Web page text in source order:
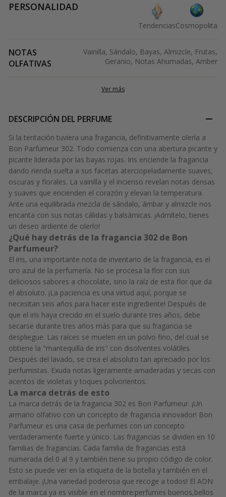
PERSONALIDAD
TendenciasCosmopolita
NOTAS
OLFATIVAS
Vainilla, Sándalo, Bayas, Almizcle, Frutas,
Geranio, Notas Ahumadas, Amber
Ver más
DESCRIPCIÓN DEL PERFUME
Si la tentación tuviera una fragancia, definitivamente olería a
Bon Parfumeur 302. Todo comienza con una abertura picante y
picante liderada por las bayas rojas. Iris enciende la fragancia
dando rienda suelta a sus facetas aterciopeladamente suaves,
oscuras y florales. La vainilla y el incienso revelan notas densas
y suaves que encienden el corazón y elevan la temperatura.
Ante una equilibrada mezcla de sándalo, ámbar y almizcle nos
encanta con sus notas cálidas y balsámicas. ¡Admítelo, tienes
un deseo ardiente de olerlo!
¿Qué hay detrás de la fragancia 302 de Bon
Parfumeur?
El iris, una importante nota de inventario de la fragancia, es el
oro azul de la perfumería. No se procesa la flor con sus
deliciosos sabores a chocolate, sino la raíz de esta flor que da
el absoluto. ¡La paciencia es una virtud aquí, porque se
necesitan seis años para hacer este ingrediente! Después de
que el iris haya crecido en el suelo durante tres años, debe
secarse durante tres años más para que su fragancia se
despliegue. Las raíces se muelen en un polvo fino, del cual se
obtiene la "mantequilla de iris" con disolventes volátiles.
Después del lavado, se crea el absoluto tan apreciado por los
perfumistas. Exuda notas ligeramente amaderadas y secas con
acentos de violetas y toques polvorientos.
La marca detrás de esto
La marca detrás de la fragancia 302 es Bon Parfumeur. ¡Un
armario olfativo con un concepto de fragancia innovador! Bon
Parfumeur es una casa de perfumes con un concepto
verdaderamente fuerte y único. Las fragancias se dividen en 10
familias de fragancias. Cada familia de fragancias está
numerada del 0 al 9 y también tiene su propio código de color.
Esto se puede ver en la etiqueta de la botella y también en el
embalaje. ¡Una variedad poderosa que recoge a todos! El ADN
de la marca ya es visible en el nombre:perfumes buenos,bellos